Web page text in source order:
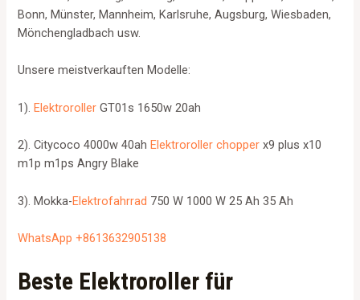
Bonn, Münster, Mannheim, Karlsruhe, Augsburg, Wiesbaden,
Mönchengladbach usw.
Unsere meistverkauften Modelle:
1).Elektroroller GT01s 1650w 20ah
2). Citycoco 4000w 40ahElektroroller chopper x9 plus x10
m1p m1ps Angry Blake
3). Mokka-Elektrofahrrad 750 W 1000 W 25 Ah 35 Ah
WhatsApp +8613632905138
Beste Elektroroller für